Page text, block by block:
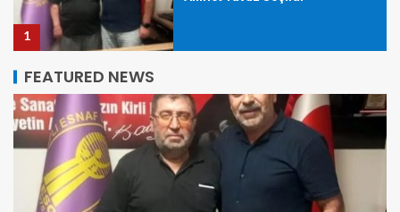
1
Zonguldak’ta Sahipsiz Kedi
Hayata Döndü
FEATURED NEWS